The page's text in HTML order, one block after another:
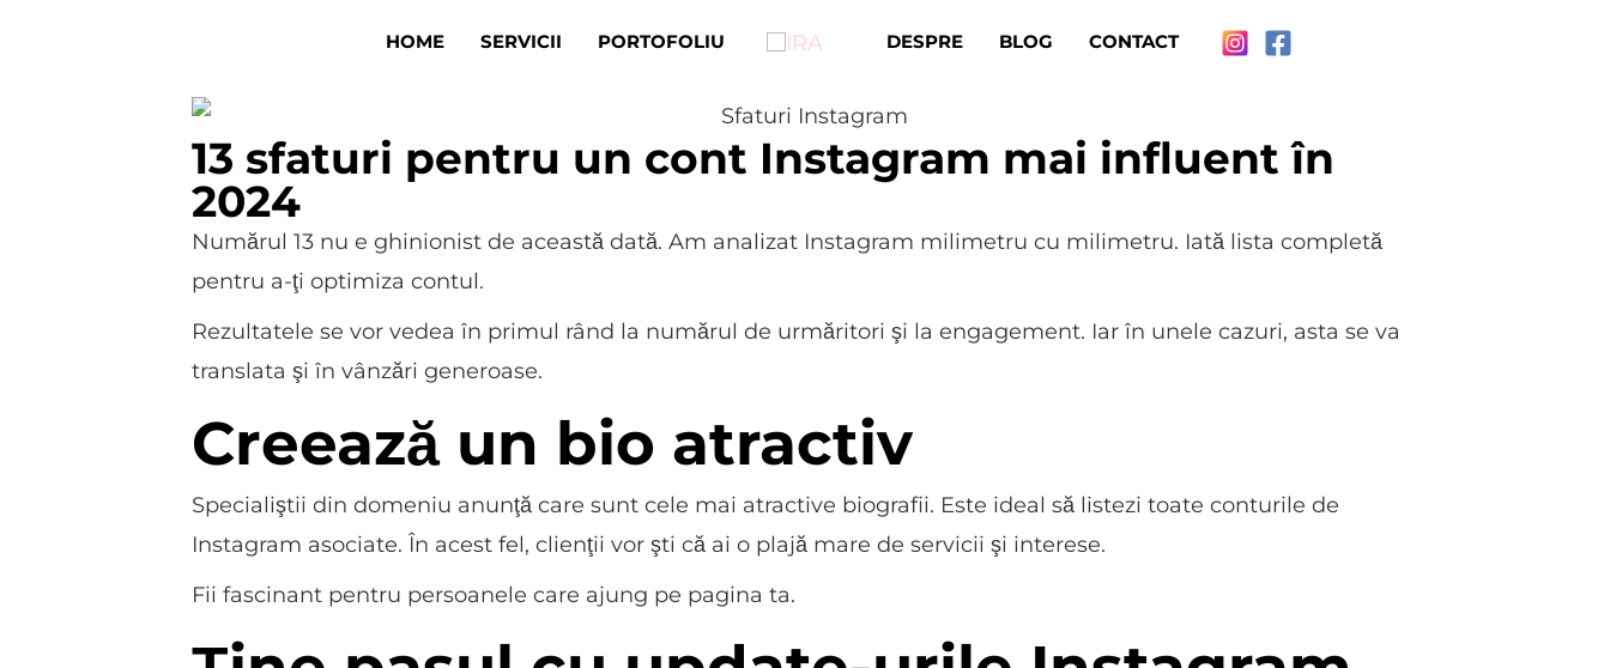
HOME SERVICII PORTOFOLIU DESPRE BLOG CONTACT
13 sfaturi pentru un cont Instagram mai influent în
2024
Numărul 13 nu e ghinionist de această dată. Am analizat Instagram milimetru cu milimetru. Iată lista completă
pentru a-ţi optimiza contul.
Rezultatele se vor vedea în primul rând la numărul de urmăritori şi la engagement. Iar în unele cazuri, asta se va
translata şi în vânzări generoase.
Creează un bio atractiv
Specialiştii din domeniu anunţă care sunt cele mai atractive biografii. Este ideal să listezi toate conturile de
Instagram asociate. În acest fel, clienţii vor şti că ai o plajă mare de servicii şi interese.
Fii fascinant pentru persoanele care ajung pe pagina ta.